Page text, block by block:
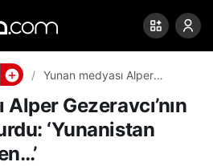
Yunan medyası Alper
duyurdu: ‘Yunanistan
yıldızları izlerken…’
Gezeravcı’nın
‘Yunanistan
0 Paylaş